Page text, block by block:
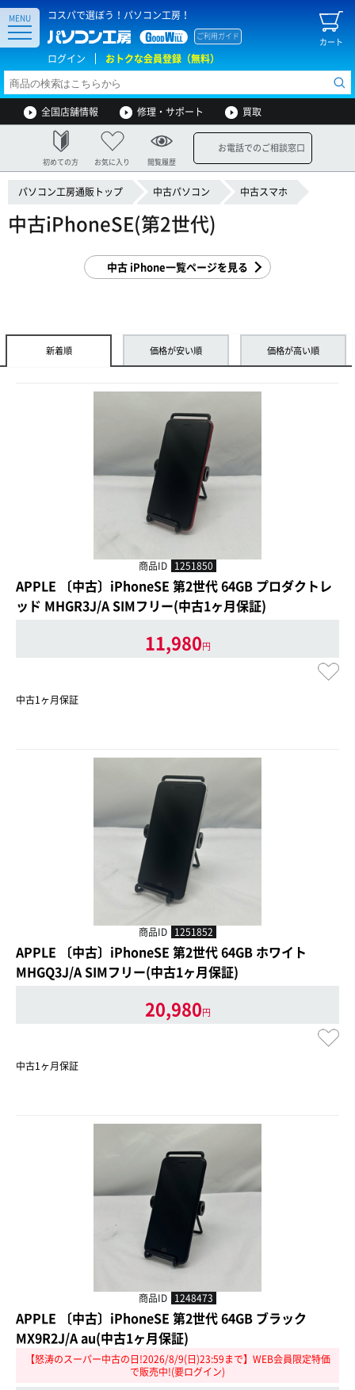
コスパで選ぼう！パソコン工房！
カート
ご利用ガイド
ログイン おトクな会員登録（無料）
MENU
全国店舗情報 修理・サポート 買取
初めての方 お気に入り 閲覧履歴
お電話でのご相談窓口
パソコン工房通販トップ 中古パソコン 中古スマホ
中古iPhoneSE(第2世代)
中古 iPhone一覧ページを見る
新着順 価格が安い順 価格が高い順
商品ID 1251850
APPLE 〔中古〕iPhoneSE 第2世代 64GB プロダクトレ
ッド MHGR3J/A SIMフリー(中古1ヶ月保証)
11,980円
中古1ヶ月保証
商品ID 1251852
APPLE 〔中古〕iPhoneSE 第2世代 64GB ホワイト
MHGQ3J/A SIMフリー(中古1ヶ月保証)
20,980円
中古1ヶ月保証
商品ID 1248473
APPLE 〔中古〕iPhoneSE 第2世代 64GB ブラック
MX9R2J/A au(中古1ヶ月保証)
【怒涛のスーパー中古の日!2026/8/9(日)23:59まで】WEB会員限定特価
で販売中!(要ログイン)